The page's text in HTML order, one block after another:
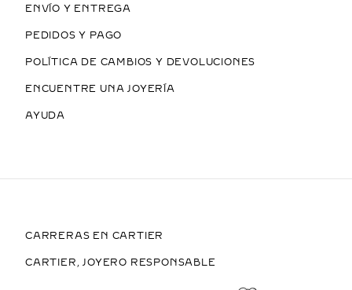
ENVÍO Y ENTREGA
PEDIDOS Y PAGO
POLÍTICA DE CAMBIOS Y DEVOLUCIONES
ENCUENTRE UNA JOYERÍA
AYUDA
CARRERAS EN CARTIER
CARTIER, JOYERO RESPONSABLE